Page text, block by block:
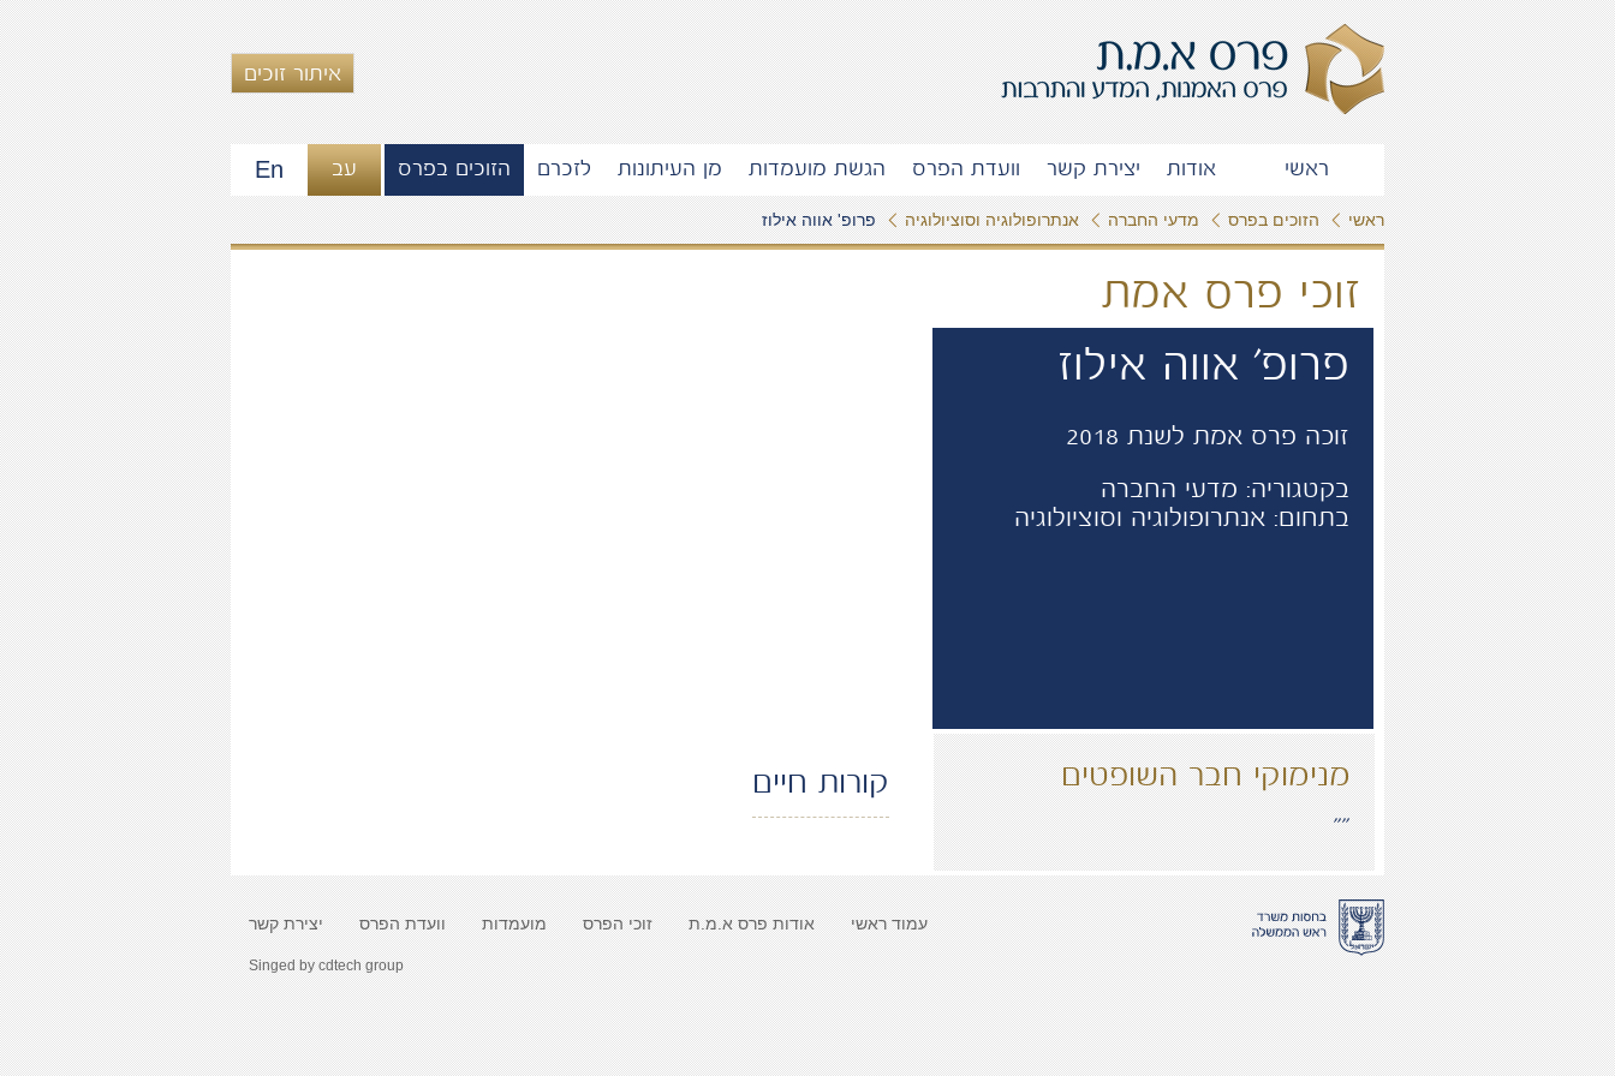
איתור זוכים
ראשי אודות יצירת קשר וועדת הפרס הגשת מועמדות מן העיתונות לזכרם הזוכים בפרס En עב
ראשי הזוכים בפרס מדעי החברה אנתרופולוגיה וסוציולוגיה פרופ' אווה אילוז
זוכי פרס אמת
פרופ' אווה אילוז
זוכה פרס אמת לשנת 2018
בקטגוריה: מדעי החברה
בתחום: אנתרופולוגיה וסוציולוגיה
מנימוקי חבר השופטים
“”
קורות חיים
עמוד ראשי אודות פרס א.מ.ת זוכי הפרס מועמדות וועדת הפרס יצירת קשר
Singed bycdtech group